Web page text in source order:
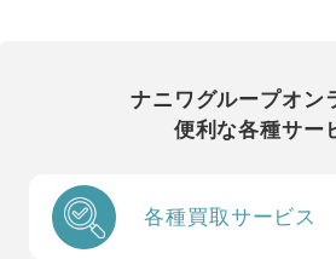
ナニワグループオン
便利な各種サー
各種買取サービス